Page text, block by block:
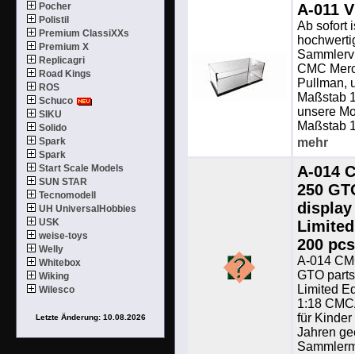
Pocher
Polistil
Premium ClassiXXs
Premium X
Replicagri
Road Kings
ROS
Schuco
SIKU
Solido
Spark
Spark
Start Scale Models
SUN STAR
Tecnomodell
UH UniversalHobbies
USK
weise-toys
Welly
Whitebox
Wiking
Wilesco
Letzte Änderung: 10.08.2026
A-011
Ab sofort
CMC
Pullman,
Maßstab
unsere
Maßstab
mehr
A-014
250
200
A-014
GTO
Limited
1:18
für Kinder
Jahren